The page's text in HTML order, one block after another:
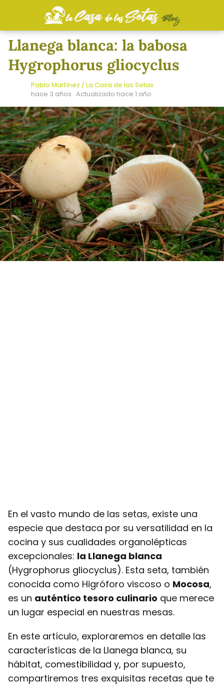
Llanega blanca: la babosa
Hygrophorus gliocyclus
Pablo Martínez / La Casa de las Setas
hace 3 años · Actualizado hace 1 año
En el vasto mundo de las setas, existe una
especie que destaca por su versatilidad en la
cocina y sus cualidades organolépticas
excepcionales: la Llanega blanca
(Hygrophorus gliocyclus). Esta seta, también
conocida como Higróforo viscoso o Mocosa,
es un auténtico tesoro culinario que merece
un lugar especial en nuestras mesas.
En este artículo, exploraremos en detalle las
características de la Llanega blanca, su
hábitat, comestibilidad y, por supuesto,
compartiremos tres exquisitas recetas que te